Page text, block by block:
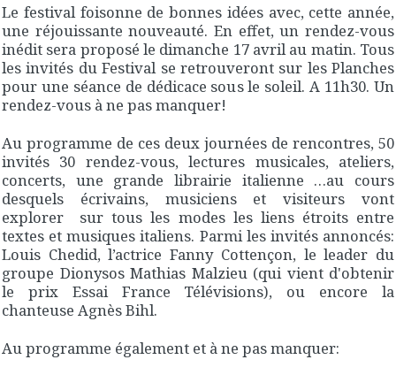
Le festival foisonne de bonnes idées avec, cette année,
une réjouissante nouveauté. En effet, un rendez-vous
inédit sera proposé le dimanche 17 avril au matin. Tous
les invités du Festival se retrouveront sur les Planches
pour une séance de dédicace sous le soleil. A 11h30. Un
rendez-vous à ne pas manquer!
Au programme de ces deux journées de rencontres, 50
invités 30 rendez-vous, lectures musicales, ateliers,
concerts, une grande librairie italienne …au cours
desquels écrivains, musiciens et visiteurs vont
explorer sur tous les modes les liens étroits entre
textes et musiques italiens. Parmi les invités annoncés:
Louis Chedid, l’actrice Fanny Cottençon, le leader du
groupe Dionysos Mathias Malzieu (qui vient d'obtenir
le prix Essai France Télévisions), ou encore la
chanteuse Agnès Bihl.
Au programme également et à ne pas manquer: